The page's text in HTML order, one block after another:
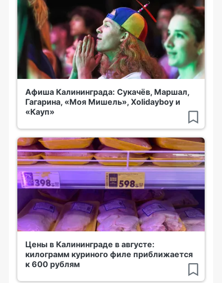
Афиша Калининграда: Сукачёв, Маршал,
Гагарина, «Моя Мишель», Xolidayboy и
«Кауп»
Цены в Калининграде в августе:
килограмм куриного филе приближается
к 600 рублям